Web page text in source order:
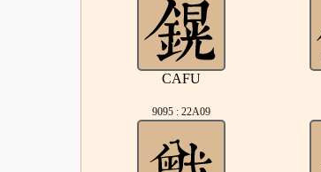
CAFU
9095 : 22A09